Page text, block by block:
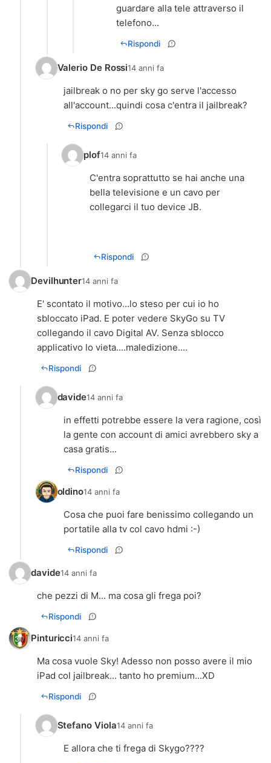
guardare alla tele attraverso il
telefono...
Rispondi
Valerio De Rossi14 anni fa
jailbreak o no per sky go serve l'accesso
all'account...quindi cosa c'entra il jailbreak?
Rispondi
plof14 anni fa
C'entra soprattutto se hai anche una
bella televisione e un cavo per
collegarci il tuo device JB.
Rispondi
Devilhunter14 anni fa
E' scontato il motivo...lo steso per cui io ho
sbloccato iPad. E poter vedere SkyGo su TV
collegando il cavo Digital AV. Senza sblocco
applicativo lo vieta....maledizione....
Rispondi
davide14 anni fa
in effetti potrebbe essere la vera ragione, così
la gente con account di amici avrebbero sky a
casa gratis...
Rispondi
oldino14 anni fa
Cosa che puoi fare benissimo collegando un
portatile alla tv col cavo hdmi :-)
Rispondi
davide14 anni fa
che pezzi di M... ma cosa gli frega poi?
Rispondi
Pinturicci14 anni fa
Ma cosa vuole Sky! Adesso non posso avere il mio
iPad col jailbreak... tanto ho premium...XD
Rispondi
Stefano Viola14 anni fa
E allora che ti frega di Skygo????